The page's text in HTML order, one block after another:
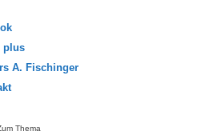
plus
A. Fischinger
Thema